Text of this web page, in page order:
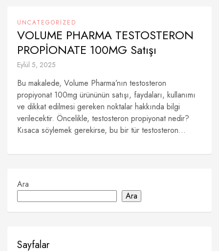
UNCATEGORIZED
VOLUME PHARMA TESTOSTERON
PROPİONATE 100MG Satışı
Eylül 5, 2025
Bu makalede, Volume Pharma’nın testosteron
propiyonat 100mg ürününün satışı, faydaları, kullanımı
ve dikkat edilmesi gereken noktalar hakkında bilgi
verilecektir. Öncelikle, testosteron propiyonat nedir?
Kısaca söylemek gerekirse, bu bir tür testosteron...
Ara
Ara
Sayfalar